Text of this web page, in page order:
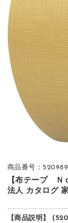
商品番号：
【布テープ Ｎ
法人 カタログ
【商品説明】